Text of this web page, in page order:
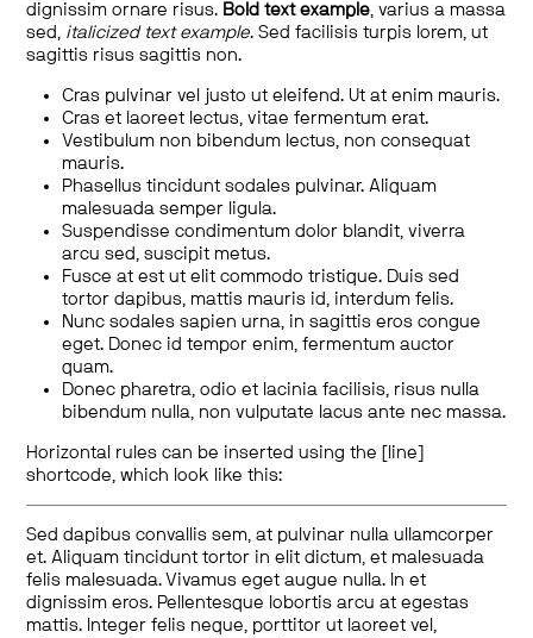
dignissim ornare risus. Bold text example, varius a massa
sed, italicized text example. Sed facilisis turpis lorem, ut
sagittis risus sagittis non.
Cras pulvinar vel justo ut eleifend. Ut at enim mauris.
Cras et laoreet lectus, vitae fermentum erat.
Vestibulum non bibendum lectus, non consequat
mauris.
Phasellus tincidunt sodales pulvinar. Aliquam
malesuada semper ligula.
Suspendisse condimentum dolor blandit, viverra
arcu sed, suscipit metus.
Fusce at est ut elit commodo tristique. Duis sed
tortor dapibus, mattis mauris id, interdum felis.
Nunc sodales sapien urna, in sagittis eros congue
eget. Donec id tempor enim, fermentum auctor
quam.
Donec pharetra, odio et lacinia facilisis, risus nulla
bibendum nulla, non vulputate lacus ante nec massa.
Horizontal rules can be inserted using the [line]
shortcode, which look like this:
Sed dapibus convallis sem, at pulvinar nulla ullamcorper
et. Aliquam tincidunt tortor in elit dictum, et malesuada
felis malesuada. Vivamus eget augue nulla. In et
dignissim eros. Pellentesque lobortis arcu at egestas
mattis. Integer felis neque, porttitor ut laoreet vel,